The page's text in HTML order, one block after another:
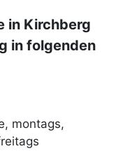
in Kirchberg
in folgenden
montags,